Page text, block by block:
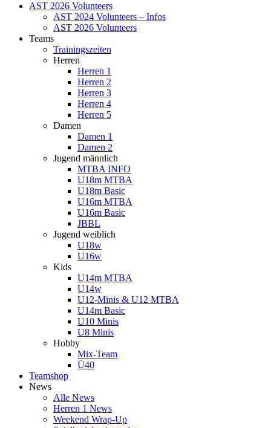
AST 2026 Volunteers
AST 2024 Volunteers – Infos
AST 2026 Volunteers
Teams
Trainingszeiten
Herren
Herren 1
Herren 2
Herren 3
Herren 4
Herren 5
Damen
Damen 1
Damen 2
Jugend männlich
MTBA INFO
U18m MTBA
U18m Basic
U16m MTBA
U16m Basic
JBBL
Jugend weiblich
U18w
U16w
Kids
U14m MTBA
U14w
U12-Minis & U12 MTBA
U14m Basic
U10 Minis
U8 Minis
Hobby
Mix-Team
Ü40
Teamshop
News
Alle News
Herren 1 News
Weekend Wrap-Up